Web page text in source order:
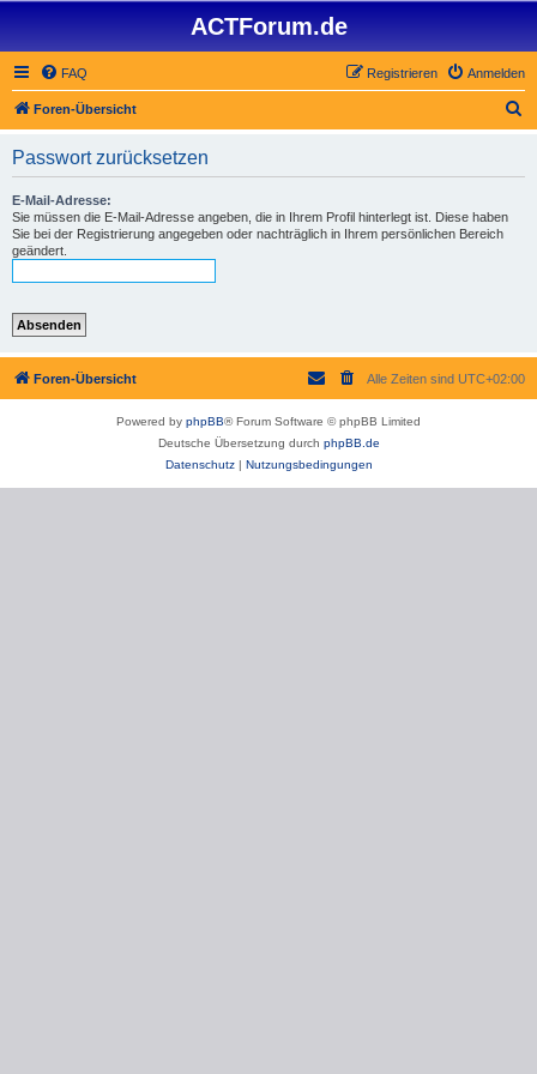
ACTForum.de
FAQ Anmelden
Registrieren
Foren-Übersicht
Passwort zurücksetzen
E-Mail-Adresse:
Sie müssen die E-Mail-Adresse angeben, die in Ihrem Profil hinterlegt ist. Diese haben
Sie bei der Registrierung angegeben oder nachträglich in Ihrem persönlichen Bereich
geändert.
Foren-Übersicht Alle Zeiten sind UTC+02:00
Powered by phpBB® Forum Software © phpBB Limited
Deutsche Übersetzung durch phpBB.de
Datenschutz| Nutzungsbedingungen